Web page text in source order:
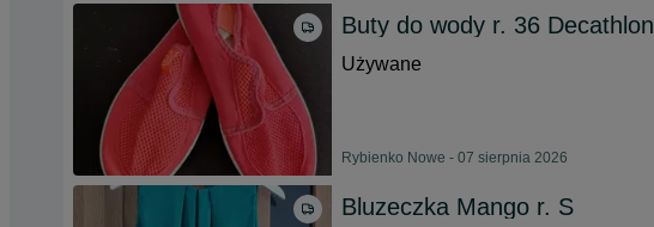
Buty do wody r. 36 Decathlon
Używane
Rybienko Nowe - 07 sierpnia 2026
Bluzeczka Mango r. S